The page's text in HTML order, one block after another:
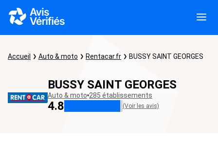
Accueil Auto & moto Rentacar.fr BUSSY SAINT GEORGES
BUSSY SAINT GEORGES
Auto & moto 285 établissements
4.8 (Voir les avis)